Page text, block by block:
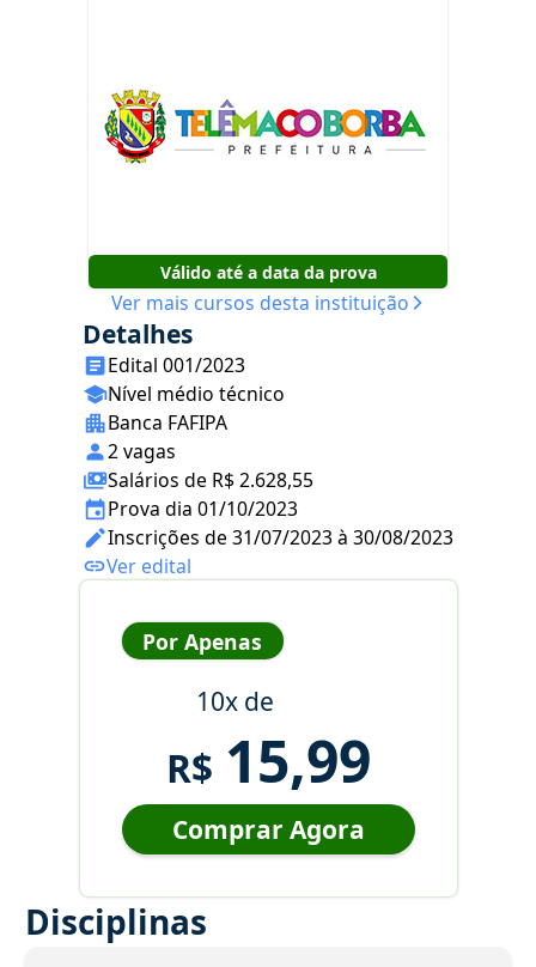
Válido até a data da prova
Ver mais cursos desta instituição
Detalhes
Edital 001/2023
Nível médio técnico
Banca FAFIPA
2 vagas
Salários de R$ 2.628,55
Prova dia 01/10/2023
Inscrições de 31/07/2023 à 30/08/2023
Ver edital
Por Apenas
10x de
R$ 15,99
Comprar Agora
Disciplinas